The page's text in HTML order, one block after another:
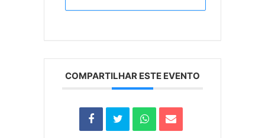
COMPARTILHAR ESTE EVENTO